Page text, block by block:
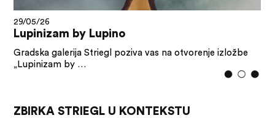
29/05/26
Lupinizam by Lupino
Gradska galerija Striegl poziva vas na otvorenje izložbe
„Lupinizam by …
ZBIRKA STRIEGL U KONTEKSTU